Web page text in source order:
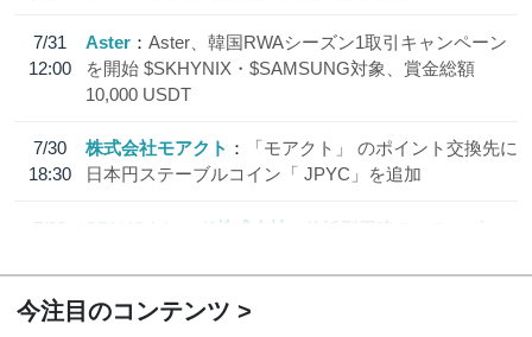
7/31
12:00
Aster
Aster、韓国RWAシーズン1取引キャンペーン
を開始 $SKHYNIX・$SAMSUNG対象、賞金総額
10,000 USDT
7/30
18:30
株式会社モアクト
「モアクト」 のポイント交換先に
日本円ステーブルコイン「 JPYC」を追加
7/29
SBI VCトレード株式会社
信託型円建てステーブル
今注目のコンテンツ